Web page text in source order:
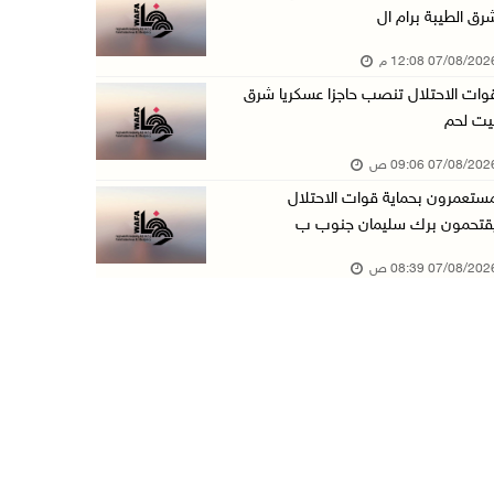
محافظة القدس: انسحاب قوات الاحتلال من مخيم قل ...
الطقس: أجواء صافية صيفية والحرارة حول معدلها ...
07/آب/2026 08:15 ص
تواصل انتهاكات الاحتلال والمستعمرين: اعتقالات ...
الطيبة برام ال
08/2026 12:08 م
الاحتلال تنصب حاجزا عسكريا شرق
لحم
08/2026 09:06 ص
بحماية قوات الاحتلال
برك سليمان جنوب ب
08/2026 08:39 ص